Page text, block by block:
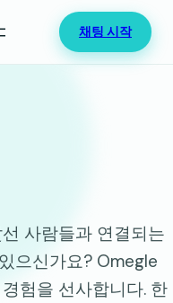
채팅 시작
사람들과 연결되는
으신가요? Omegle
험을 선사합니다. 한